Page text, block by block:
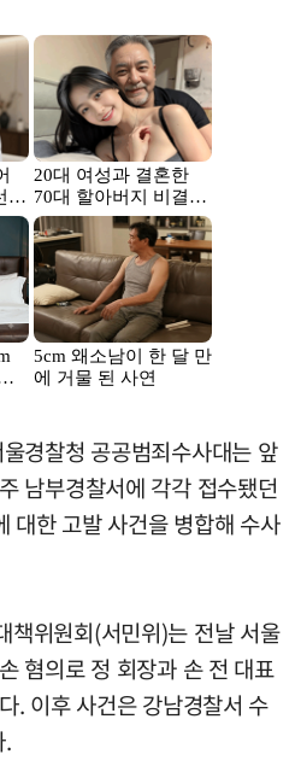
경찰청 공공범죄수사대는 앞
남부경찰서에 각각 접수됐던
대한 고발 사건을 병합해 수사
책위원회(서민위)는 전날 서울
혐의로 정 회장과 손 전 대표
. 이후 사건은 강남경찰서 수
.